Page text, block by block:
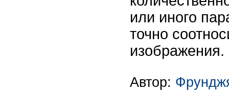
или иного
точно
изображения.
Автор: